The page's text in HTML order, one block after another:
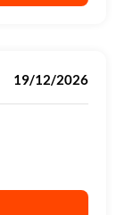
19/12/2026